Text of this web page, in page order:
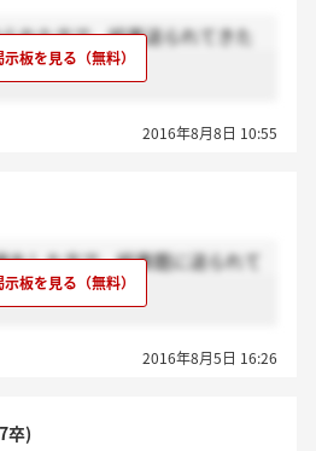
れた方で、結果送られてきた
2016年8月8日 10:55
した方で、結果既に送られて
2016年8月5日 16:26
卒)